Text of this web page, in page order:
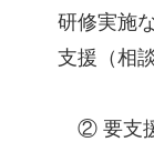
研修実施
支援（相
② 要支援